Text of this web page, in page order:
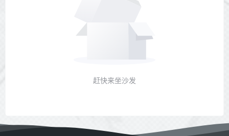
赶快来坐沙发